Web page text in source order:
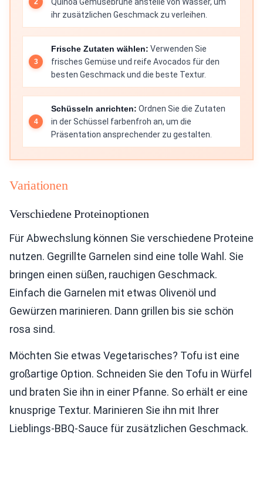
Quinoa Gemüsebrühe anstelle von Wasser, um
ihr zusätzlichen Geschmack zu verleihen.
Frische Zutaten wählen: Verwenden Sie
frisches Gemüse und reife Avocados für den
besten Geschmack und die beste Textur.
Schüsseln anrichten: Ordnen Sie die Zutaten
in der Schüssel farbenfroh an, um die
Präsentation ansprechender zu gestalten.
Variationen
Verschiedene Proteinoptionen
Für Abwechslung können Sie verschiedene Proteine
nutzen. Gegrillte Garnelen sind eine tolle Wahl. Sie
bringen einen süßen, rauchigen Geschmack.
Einfach die Garnelen mit etwas Olivenöl und
Gewürzen marinieren. Dann grillen bis sie schön
rosa sind.
Möchten Sie etwas Vegetarisches? Tofu ist eine
großartige Option. Schneiden Sie den Tofu in Würfel
und braten Sie ihn in einer Pfanne. So erhält er eine
knusprige Textur. Marinieren Sie ihn mit Ihrer
Lieblings-BBQ-Sauce für zusätzlichen Geschmack.